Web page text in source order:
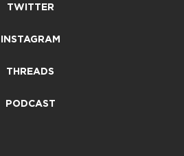
TWITTER
INSTAGRAM
THREADS
PODCAST